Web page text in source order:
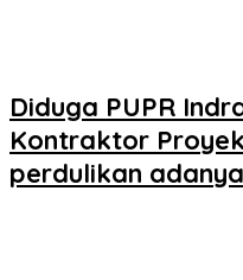
Diduga PUPR
Kontraktor
perdulikan